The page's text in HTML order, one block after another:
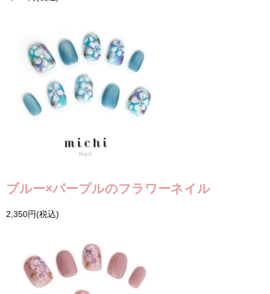
ブルー×パープルのフラワーネイル
2,350円(税込)